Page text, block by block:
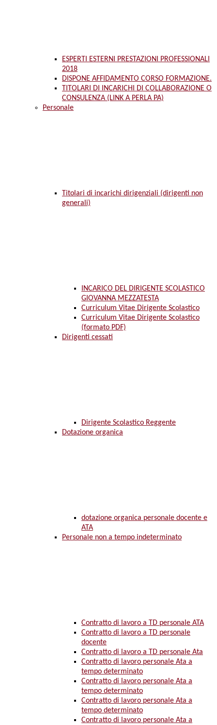
ESPERTI ESTERNI PRESTAZIONI PROFESSIONALI
2018
DISPONE AFFIDAMENTO CORSO FORMAZIONE.
TITOLARI DI INCARICHI DI COLLABORAZIONE O
CONSULENZA (LINK A PERLA PA)
Personale
Titolari di incarichi dirigenziali (dirigenti non
generali)
INCARICO DEL DIRIGENTE SCOLASTICO
GIOVANNA MEZZATESTA
Curriculum Vitae Dirigente Scolastico
Curriculum Vitae Dirigente Scolastico
(formato PDF)
Dirigenti cessati
Dirigente Scolastico Reggente
Dotazione organica
dotazione organica personale docente e
ATA
Personale non a tempo indeterminato
Contratto di lavoro a TD personale ATA
Contratto di lavoro a TD personale
docente
Contratto di lavoro a TD personale Ata
Contratto di lavoro personale Ata a
tempo determinato
Contratto di lavoro personale Ata a
tempo determinato
Contratto di lavoro personale Ata a
tempo determinato
Contratto di lavoro personale Ata a